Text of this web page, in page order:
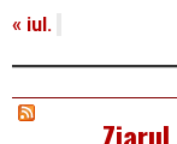
« iul.